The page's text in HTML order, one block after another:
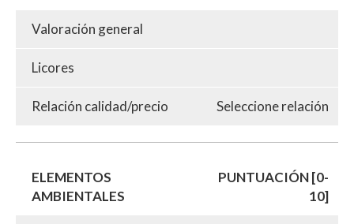
Valoración general
Licores
Relación calidad/precio Seleccione relación
ELEMENTOS
AMBIENTALES
PUNTUACIÓN [0-
10]